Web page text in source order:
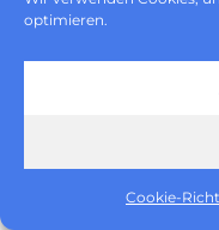
optimieren.
Cookie-
Cookie-Richtlinie